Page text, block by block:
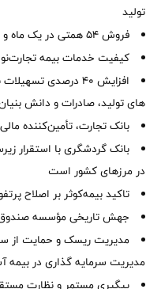
تولید
فروش 54 همتی در یک ماه و عبور درآمد سه‌ماهه از 81 همت
کیفیت خدمات بیمه
افزایش 40 درصدی
های تولید، صادرات و دانش
بانک تجارت، تأمین‌کننده مالی پروژه
بانک گردشگری با استقرار
در مرزهای کشور است
تاکید بیمه‌کوثر بر اصلاح
جهش تاریخی مؤسسه صندوق
مدیریت ریسک و حمایت از
مدیریت سرمایه گذاری در بیمه
پیگیری مستمر و نظارت